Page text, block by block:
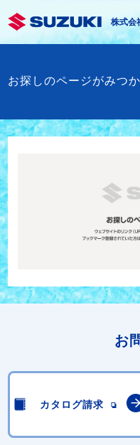
株式会
お探しのページがみつか
お
カタログ請求